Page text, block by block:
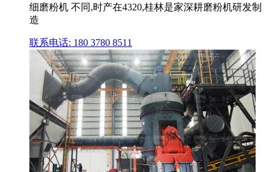
细磨粉机 不同,时产在4320,桂林是家深耕磨粉机研发制
造
联系电话: 180 3780 8511